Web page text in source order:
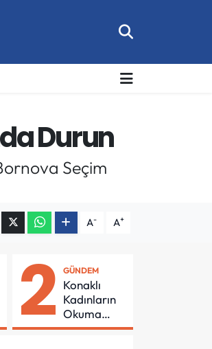
Durun
Seçim
A- A+
2 GÜNDEM
Konaklı
Kadınların
Okuma
Azmi Örnek